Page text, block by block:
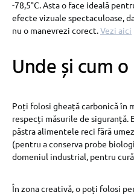
-78,5°C. Asta o face ideală
efecte vizuale spectaculoase,
nu o manevrezi corect.Vezi aici
Unde și cum
Poți folosi gheață carbonică în
respecți măsurile de siguranță.
păstra alimentele reci fără
(pentru a conserva probe
domeniul industrial, pentru
În zona creativă, o poți folosi